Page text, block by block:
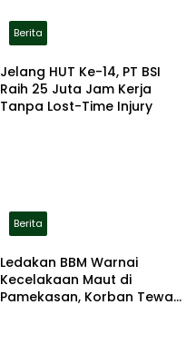
Berita
Jelang HUT Ke-14, PT BSI
Raih 25 Juta Jam Kerja
Tanpa Lost-Time Injury
Berita
Ledakan BBM Warnai
Kecelakaan Maut di
Pamekasan, Korban Tewas